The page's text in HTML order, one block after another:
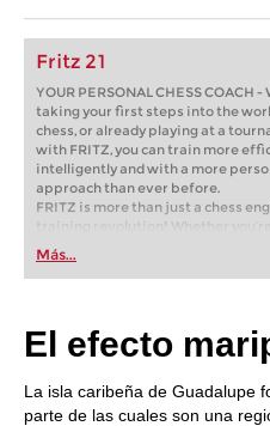
Fritz 21
YOUR PERSONAL CHESS COACH
taking your first steps into the
chess, or already playing at a
with FRITZ, you can train more
intelligently and with a more
approach than ever before.
FRITZ is more than just a chess
training revolution! Whether
first steps into the world of club
playing at a tournament level: with
train more efficiently, intelligently
Más...
El efecto
La isla caribeña de Guadalupe
parte de las cuales son una